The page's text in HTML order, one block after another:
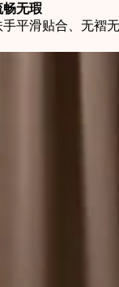
畅无瑕
平滑贴合、无褶